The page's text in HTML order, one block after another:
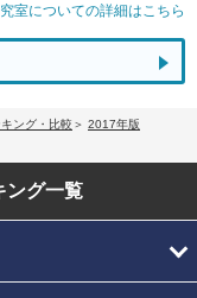
室についての詳細はこちら
ング・比較
2017年版
ング一覧